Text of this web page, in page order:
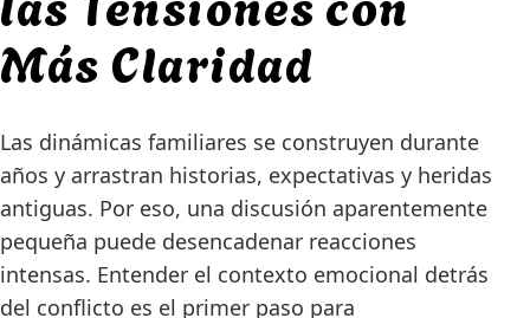
Más Claridad
Las dinámicas familiares se construyen durante
años y arrastran historias, expectativas y heridas
antiguas. Por eso, una discusión aparentemente
pequeña puede desencadenar reacciones
intensas. Entender el contexto emocional detrás
del conflicto es el primer paso para